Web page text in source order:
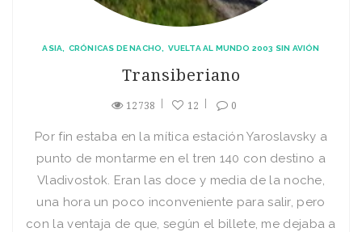
ASIA CRÓNICAS DE NACHO VUELTA AL MUNDO 2003 SIN AVIÓN
Transiberiano
12738 12 0
Por fin estaba en la mí­tica estación Yaroslavsky a
punto de montarme en el tren 140 con destino a
Vladivostok. Eran las doce y media de la noche,
una hora un poco inconveniente para salir, pero
con la ventaja de que, según el billete, me dejaba a